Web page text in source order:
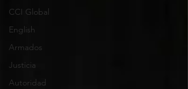
CCI Global
English
Armados
Justicia
Autoridad